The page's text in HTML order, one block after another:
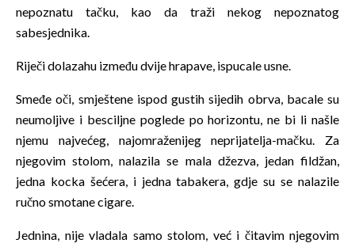
nepoznatu tačku, kao da traži nekog nepoznatog
sabesjednika.
Riječi dolazahu između dvije hrapave, ispucale usne.
Smeđe oči, smještene ispod gustih sijedih obrva, bacale su
neumoljive i besciljne poglede po horizontu, ne bi li našle
njemu najvećeg, najomraženijeg neprijatelja-mačku. Za
njegovim stolom, nalazila se mala džezva, jedan fildžan,
jedna kocka šećera, i jedna tabakera, gdje su se nalazile
ručno smotane cigare.
Jednina, nije vladala samo stolom, već i čitavim njegovim